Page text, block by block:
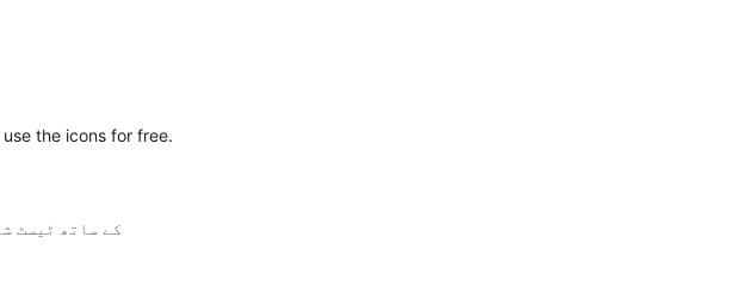
the icons for free.
6.8.7 کے ساتھ ٹیسٹ